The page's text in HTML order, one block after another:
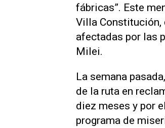
fábricas”. Este
Villa Constitución,
afectadas por las
Milei.
La semana
de la ruta en
diez meses y por
programa de